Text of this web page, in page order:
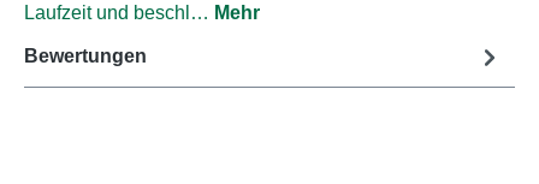
Laufzeit und beschl… Mehr
Bewertungen